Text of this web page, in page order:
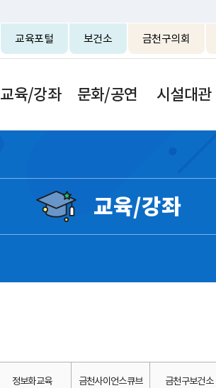
교육포털 보건소 금천구의회
교육/강좌 문화/공연 시설대관
교육/강좌
정보화교육 금천사이언스큐브 금천구보건소